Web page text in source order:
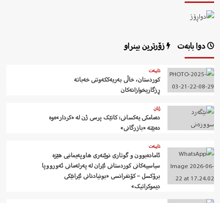
دوا بابەت زۆرترین بینراو
تایبەت
کوردستان، خاڵی بەریەککەوتنی خەباتە
ڕزگاریخوازانەکان
ژنان
دەمامکی یەکسانی: کاتێک پرسی ژن لە «کردار»ەوە
دەبێتە «بازرگانی»
تایبەت
ئامادەبوون و گوتاری نوێنەری هاوپەیمانیی هێزە
سیاسییەکانی کوردستانی ئێران لە پەرلەمانی ئەورووپا
برۆکسل – کۆنفرانسی «بونیادنانی ئێرانێکی
دیموکراتیک»